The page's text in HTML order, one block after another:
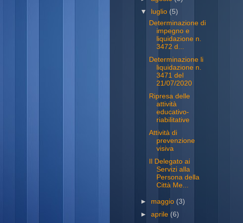
▼
luglio (5)
Determinazione di
impegno e
liquidazione n.
3472 d...
Determinazione li
liquidazione n.
3471 del
21/07/2020
Ripresa delle
attività
educativo-
riabilitative
Attività di
prevenzione
visiva
Il Delegato ai
Servizi alla
Persona della
Città Me...
► maggio (3)
►aprile (6)